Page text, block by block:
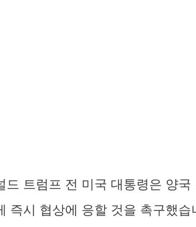
드 트럼프 전 미국 대통령은 양
즉시 협상에 응할 것을 촉구했